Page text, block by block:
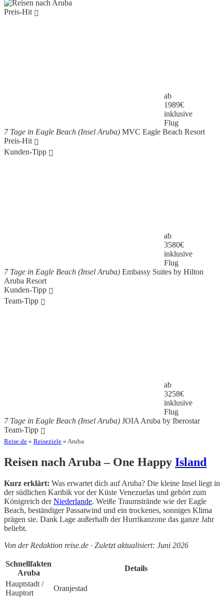
Preis-Hit
ab
1989€
inklusive
Flug
7 Tage in Eagle Beach (Insel Aruba) MVC Eagle Beach Resort
Preis-Hit
Kunden-Tipp
ab
3580€
inklusive
Flug
7 Tage in Eagle Beach (Insel Aruba) Embassy Suites by Hilton
Aruba Resort
Kunden-Tipp
Team-Tipp
ab
3258€
inklusive
Flug
7 Tage in Eagle Beach (Insel Aruba) JOIA Aruba by Iberostar
Team-Tipp
Reise.de » Reiseziele » Aruba
Reisen nach Aruba – One Happy Island
Kurz erklärt: Was erwartet dich auf Aruba? Die kleine Insel liegt in
der südlichen Karibik vor der Küste Venezuelas und gehört zum
Königreich derNiederlande. Weiße Traumstrände wie der Eagle
Beach, beständiger Passatwind und ein trockenes, sonniges Klima
prägen sie. Dank Lage außerhalb der Hurrikanzone das ganze Jahr
beliebt.
Von der Redaktion reise.de · Zuletzt aktualisiert: Juni 2026
Schnellfakten
Aruba
Details
Hauptstadt /
Hauptort
Oranjestad